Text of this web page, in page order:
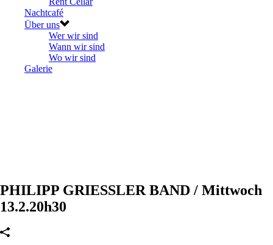
Nachtcafé
Über uns
Wer wir sind
Wann wir sind
Wo wir sind
Galerie
PHILIPP GRIESSLER BAND / Mittwoch
13.2.20h30